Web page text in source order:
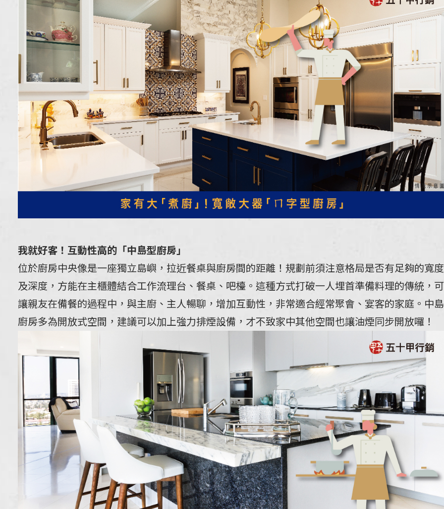
我就好客！互動性高的「中島型廚房」
位於廚房中央像是一座獨立島嶼，拉近餐桌與廚房間的距離！規劃前須注意格局是否有足夠的寬度
及深度，方能在主櫃體結合工作流理台、餐桌、吧檯。這種方式打破一人埋首準備料理的傳統，可
讓親友在備餐的過程中，與主廚、主人暢聊，增加互動性，非常適合經常聚會、宴客的家庭。中島
廚房多為開放式空間，建議可以加上強力排煙設備，才不致家中其他空間也讓油煙同步開放囉！